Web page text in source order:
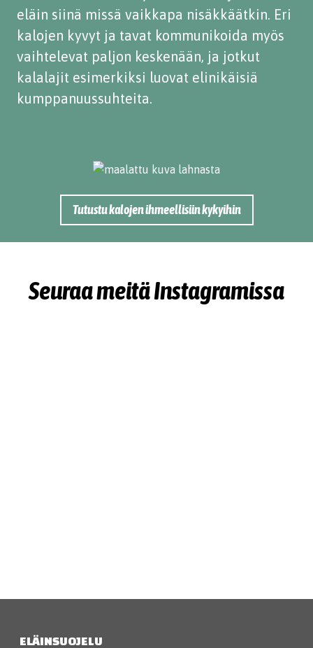
eläin siinä missä vaikkapa nisäkkäätkin. Eri
kalojen kyvyt ja tavat kommunikoida myös
vaihtelevat paljon keskenään, ja jotkut
kalalajit esimerkiksi luovat elinikäisiä
kumppanuussuhteita.
Tutustu kalojen ihmeellisiin kykyihin
Seuraa meitä Instagramissa
ELÄINSUOJELU